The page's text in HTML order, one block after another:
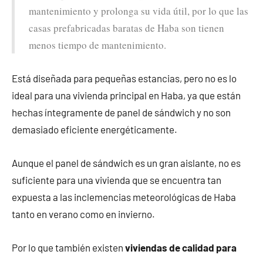
mantenimiento y prolonga su vida útil, por lo que las
casas prefabricadas baratas de Haba son tienen
menos tiempo de mantenimiento.
Está diseñada para pequeñas estancias, pero no es lo
ideal para una vivienda principal en Haba, ya que están
hechas íntegramente de panel de sándwich y no son
demasiado eficiente energéticamente.
Aunque el panel de sándwich es un gran aislante, no es
suficiente para una vivienda que se encuentra tan
expuesta a las inclemencias meteorológicas de Haba
tanto en verano como en invierno.
Por lo que también existen viviendas de calidad para